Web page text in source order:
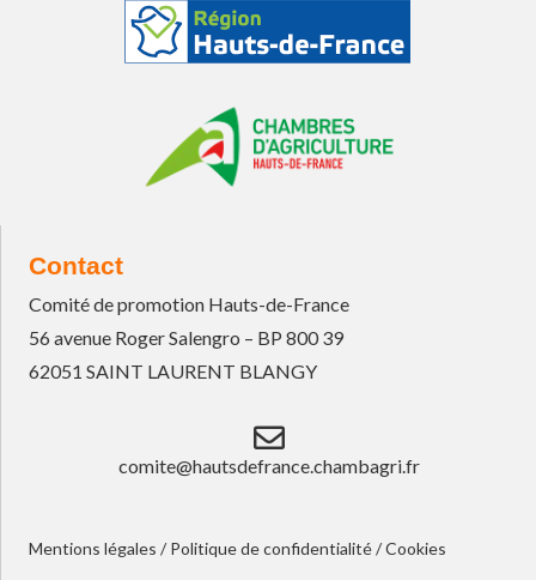
Contact
Comité de promotion Hauts-de-France
56 avenue Roger Salengro – BP 800 39
62051 SAINT LAURENT BLANGY
comite@hautsdefrance.chambagri.fr
Mentions légales / Politique de confidentialité/Cookies